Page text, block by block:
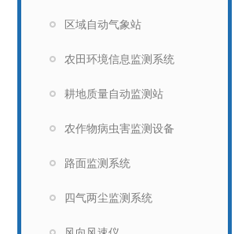
区域自动气象站
农田环境信息监测系统
耕地质量自动监测站
农作物病虫害监测设备
路面监测系统
四气两尘监测系统